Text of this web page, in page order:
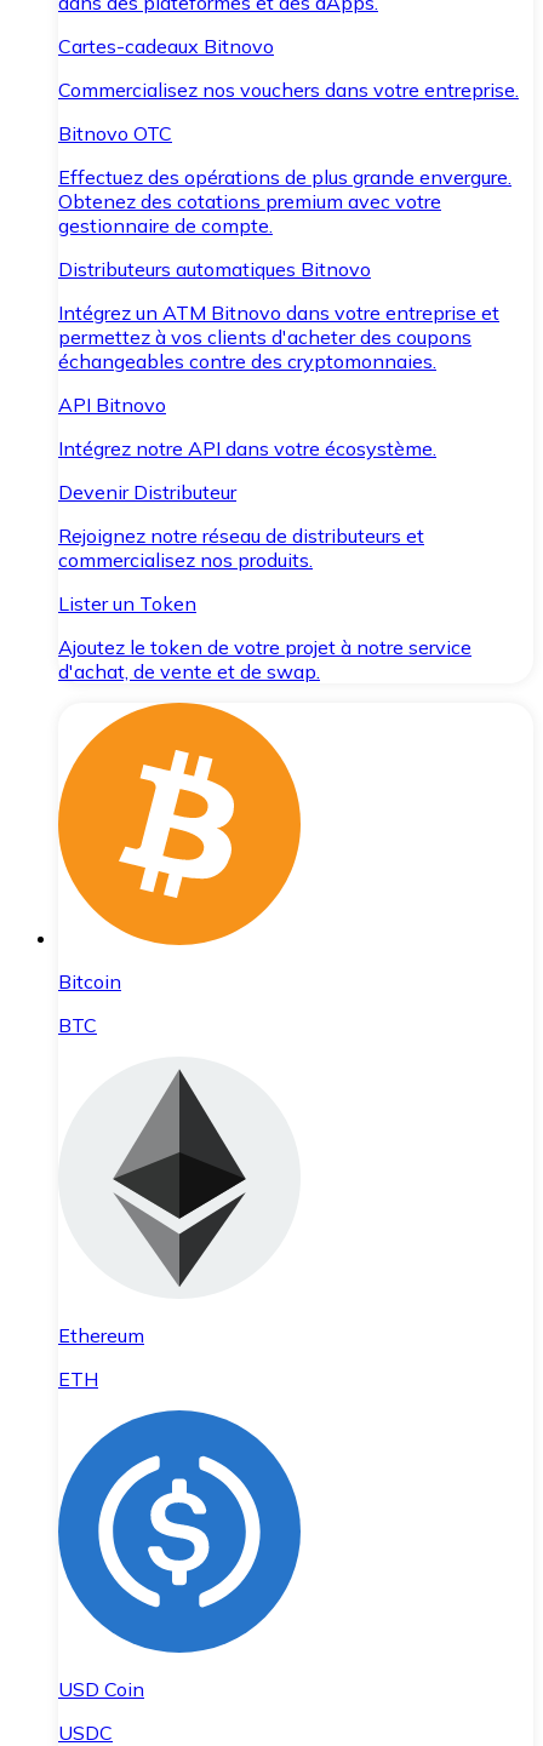
Cartes-cadeaux Bitnovo
Commercialisez nos vouchers dans votre entreprise.
Bitnovo OTC
Effectuez des opérations de plus grande envergure.
Obtenez des cotations premium avec votre
gestionnaire de compte.
Distributeurs automatiques Bitnovo
Intégrez un ATM Bitnovo dans votre entreprise et
permettez à vos clients d'acheter des coupons
échangeables contre des cryptomonnaies.
API Bitnovo
Intégrez notre API dans votre écosystème.
Devenir Distributeur
Rejoignez notre réseau de distributeurs et
commercialisez nos produits.
Lister un Token
Ajoutez le token de votre projet à notre service
d'achat, de vente et de swap.
Bitcoin
BTC
Ethereum
ETH
USD Coin
USDC